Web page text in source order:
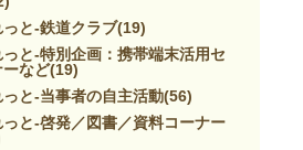
っと-鉄道クラブ(19)
っと-特別企画：携帯端末活用セ
ーなど(19)
っと-当事者の自主活動(56)
っと-啓発／図書／資料コーナー